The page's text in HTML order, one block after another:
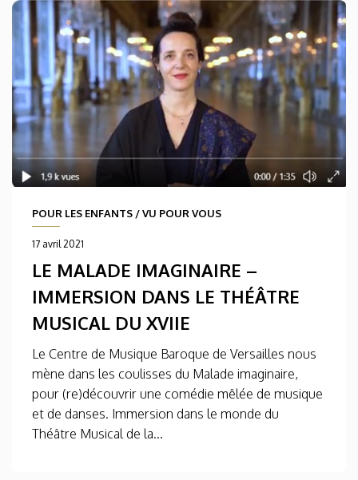
POUR LES ENFANTS /VU POUR VOUS
17 avril 2021
LE MALADE IMAGINAIRE –
IMMERSION DANS LE THÉÂTRE
MUSICAL DU XVIIE
Le Centre de Musique Baroque de Versailles nous
mène dans les coulisses du Malade imaginaire,
pour (re)découvrir une comédie mêlée de musique
et de danses. Immersion dans le monde du
Théâtre Musical de la...